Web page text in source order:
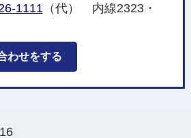
1111 （代） 内線2323・
わせをする